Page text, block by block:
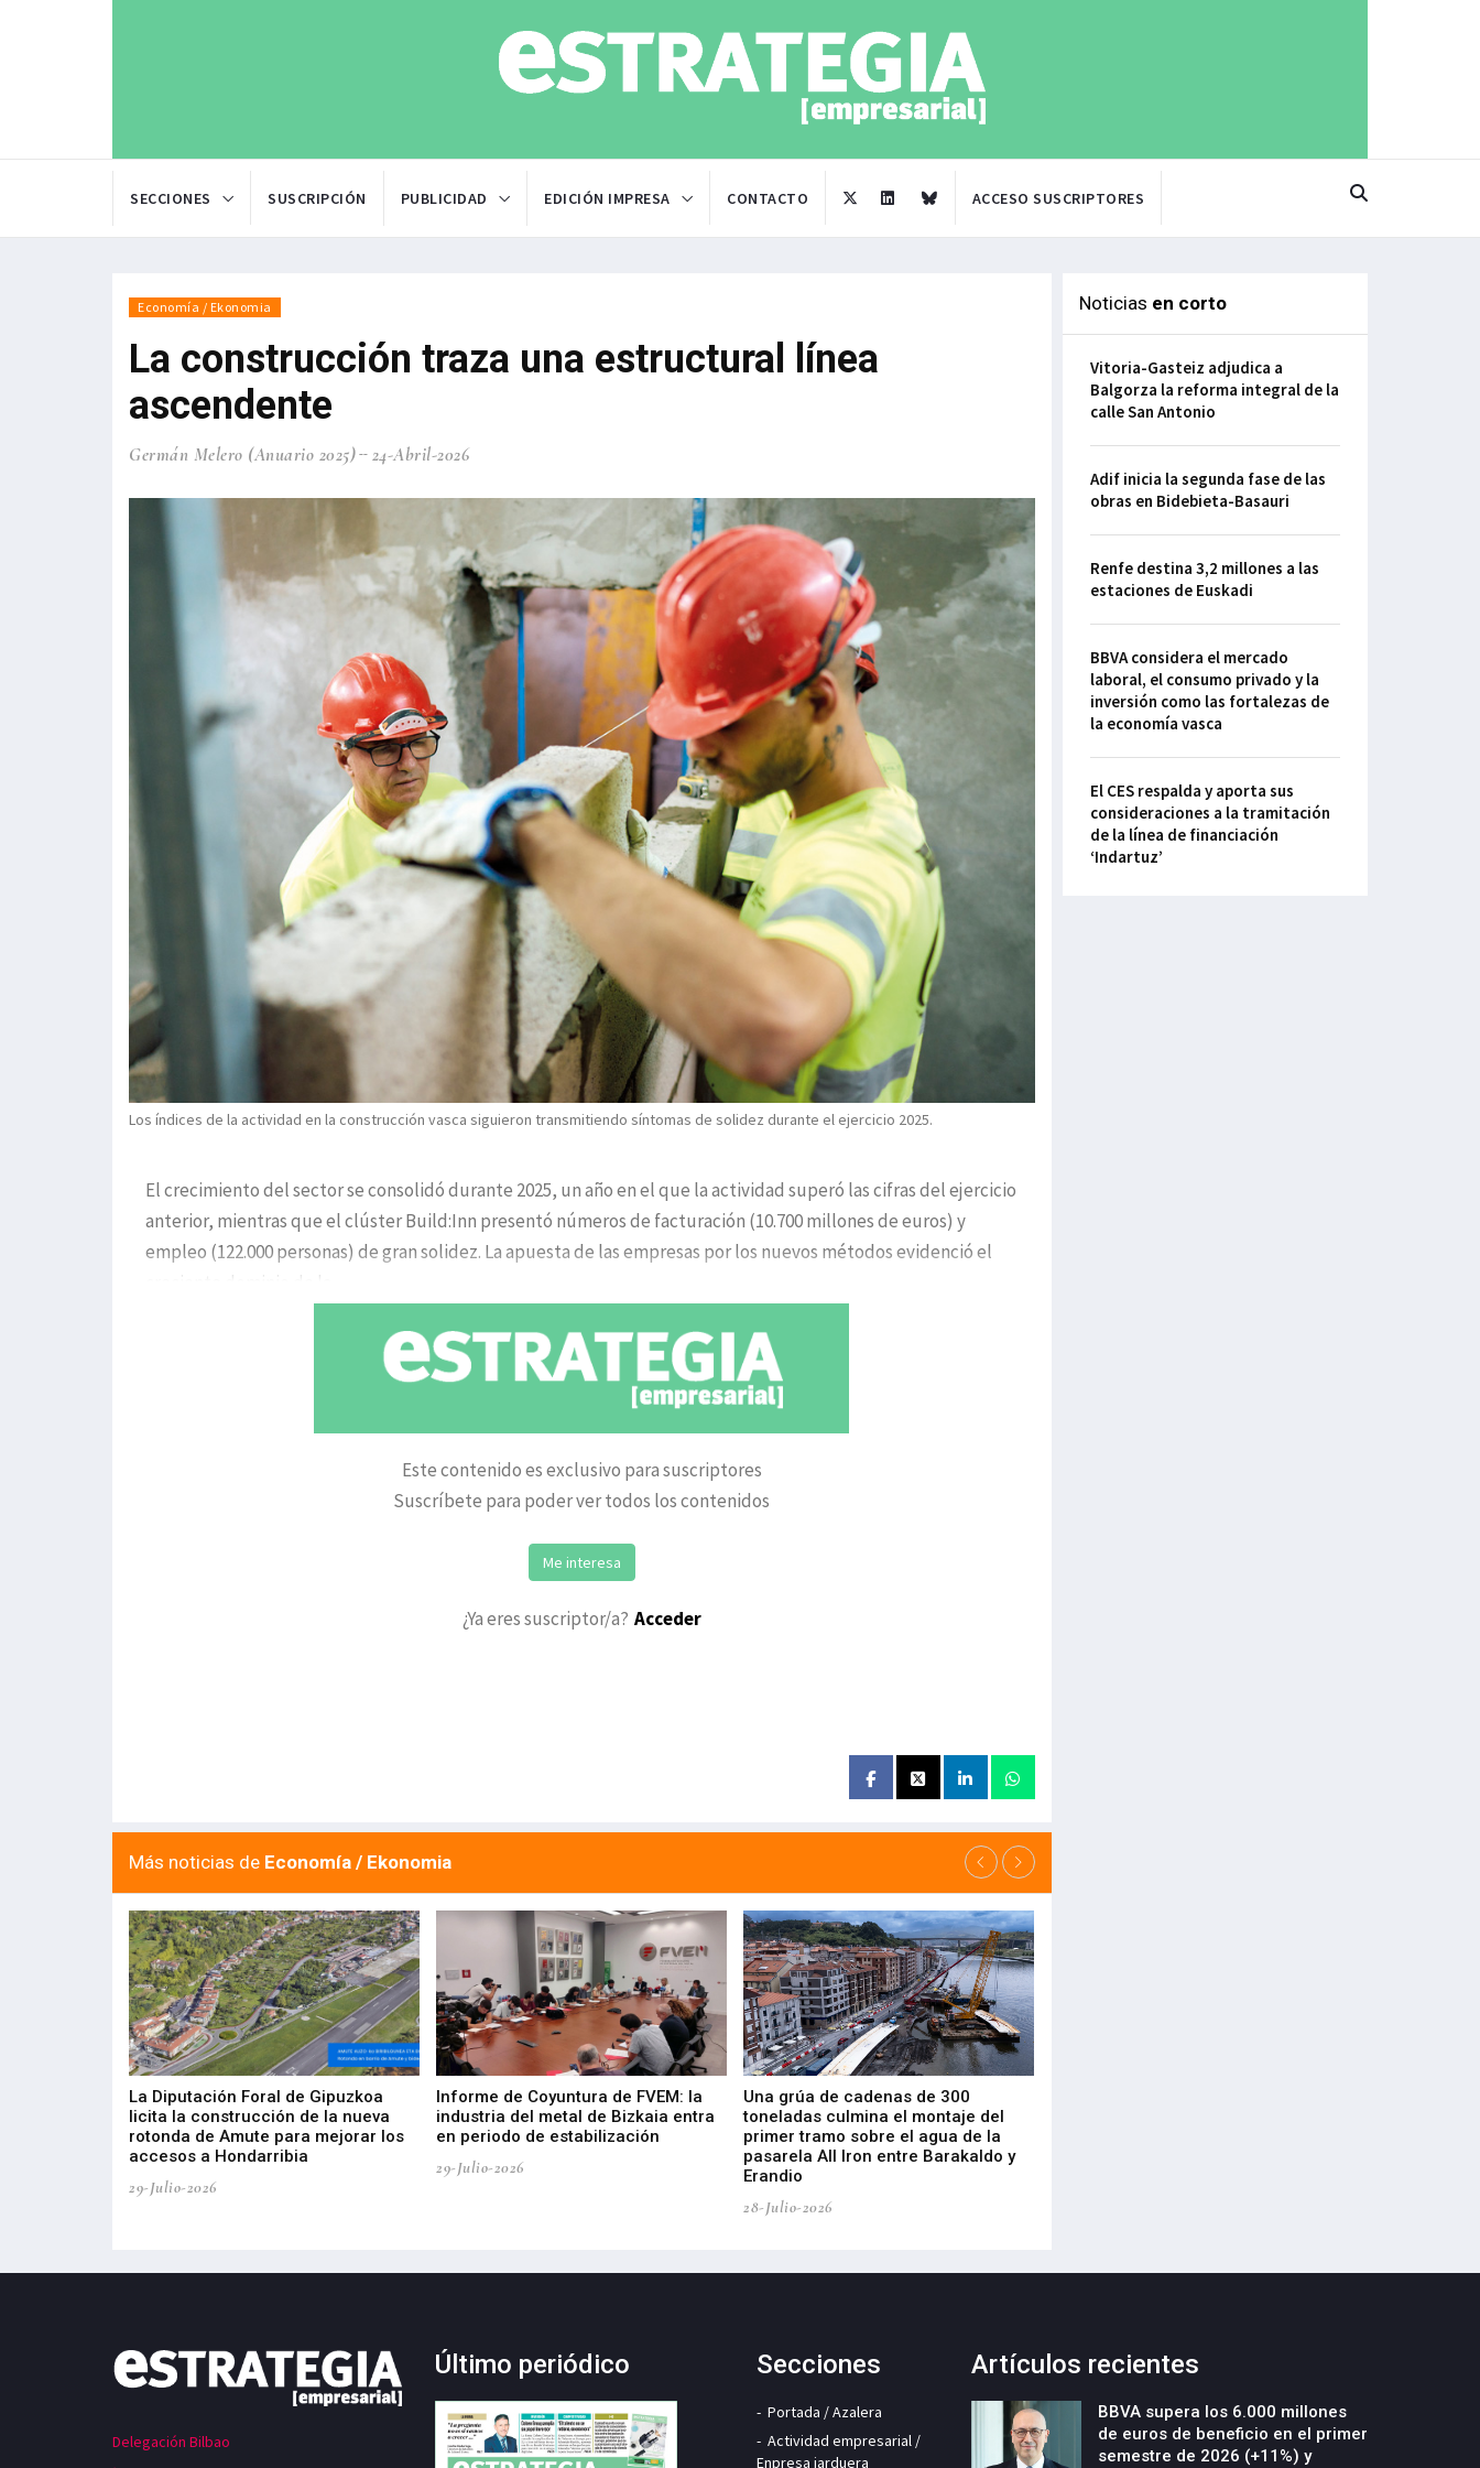
SECCIONES SUSCRIPCIÓN PUBLICIDAD EDICIÓN IMPRESA CONTACTO ACCESO SUSCRIPTORES
Economía / Ekonomia
La construcción traza una estructural línea
ascendente
Germán Melero (Anuario 2025) 24-Abril-2026
Los índices de la actividad en la construcción vasca siguieron transmitiendo síntomas de solidez durante el ejercicio 2025.
El crecimiento del sector se consolidó durante 2025, un año en el que la actividad superó las cifras del ejercicio
anterior, mientras que el clúster Build:Inn presentó números de facturación (10.700 millones de euros) y
empleo (122.000 personas) de gran solidez. La apuesta de las empresas por los nuevos métodos evidenció el
creciente dominio de la
Este contenido es exclusivo para suscriptores
Suscríbete para poder ver todos los contenidos
Me interesa
¿Ya eres suscriptor/a? Acceder
Más noticias de Economía / Ekonomia
La Diputación Foral de Gipuzkoa
licita la construcción de la nueva
rotonda de Amute para mejorar los
accesos a Hondarribia
29-Julio-2026
Informe de Coyuntura de FVEM: la
industria del metal de Bizkaia entra
en periodo de estabilización
29-Julio-2026
Una grúa de cadenas de 300
toneladas culmina el montaje del
primer tramo sobre el agua de la
pasarela All Iron entre Barakaldo y
Erandio
28-Julio-2026
Noticias en corto
Vitoria-Gasteiz adjudica a
Balgorza la reforma integral de la
calle San Antonio
Adif inicia la segunda fase de las
obras en Bidebieta-Basauri
Renfe destina 3,2 millones a las
estaciones de Euskadi
BBVA considera el mercado
laboral, el consumo privado y la
inversión como las fortalezas de
la economía vasca
El CES respalda y aporta sus
consideraciones a la tramitación
de la línea de financiación
‘Indartuz’
Delegación Bilbao
Último periódico Secciones
Portada / Azalera
Actividad empresarial /
Enpresa jarduera
Artículos recientes
BBVA supera los 6.000 millones
de euros de beneficio en el primer
semestre de 2026 (+11%) y